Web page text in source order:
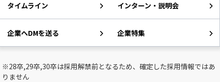
タイムライン インターン・説明会
企業へDMを送る 企業特集
※28卒,29卒,30卒は採用解禁前となるため、確定した採用情報ではあ
りません